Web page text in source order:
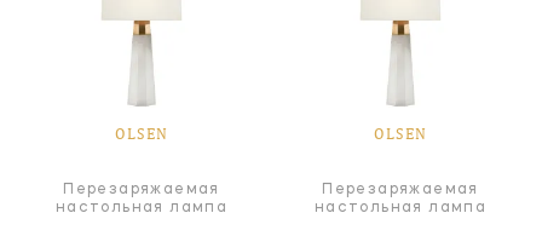
OLSEN
Перезаряжаемая
настольная лампа
OLSEN
Перезаряжаемая
настольная лампа